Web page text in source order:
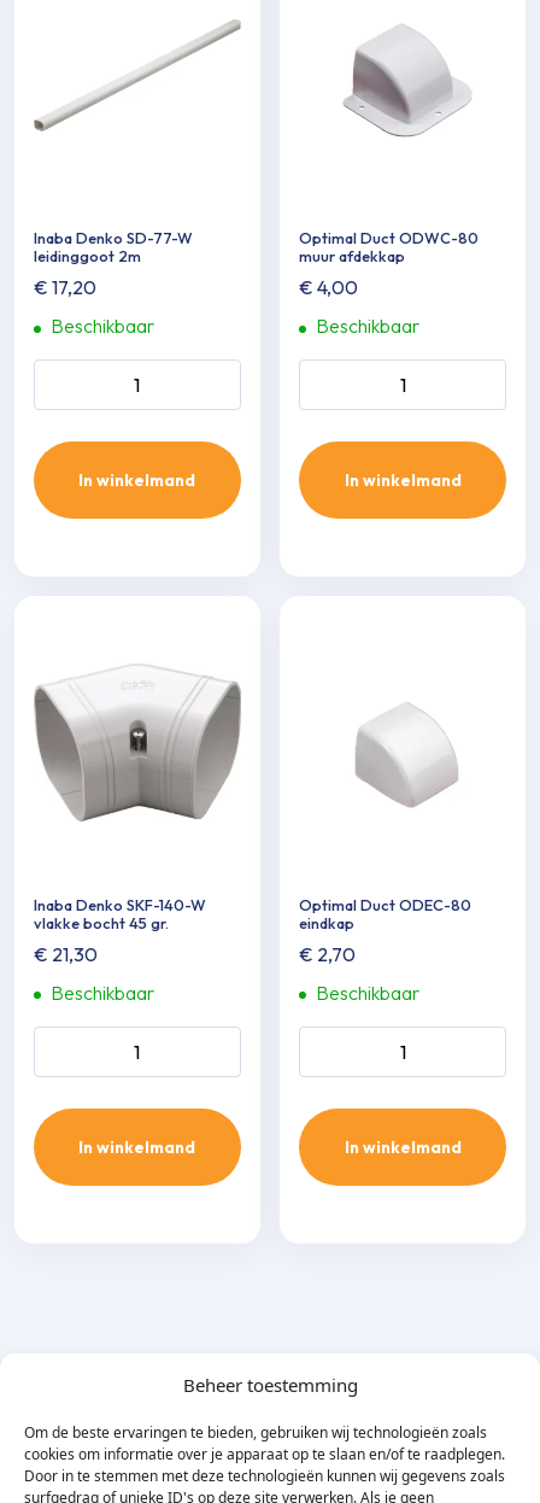
Beheer toestemming
Om de beste ervaringen te bieden, gebruiken wij technologieën zoals
cookies om informatie over je apparaat op te slaan en/of te raadplegen.
Door in te stemmen met deze technologieën kunnen wij gegevens zoals
surfgedrag of unieke ID's op deze site verwerken. Als je geen
Inaba Denko SD-77-W
leidinggoot 2m
€ 17,20
Beschikbaar
Inaba Denko SD-77-W
leidinggoot 2m aantal
In winkelmand
Optimal Duct ODWC-80
muur afdekkap
€ 4,00
Beschikbaar
Optimal Duct ODWC-80
muur afdekkap aantal
In winkelmand
Inaba Denko SKF-140-W
vlakke bocht 45 gr.
€ 21,30
Beschikbaar
Inaba Denko SKF-140-W
vlakke bocht 45 gr. aantal
In winkelmand
Optimal Duct ODEC-80
eindkap
€ 2,70
Beschikbaar
Optimal Duct ODEC-80
eindkap aantal
In winkelmand